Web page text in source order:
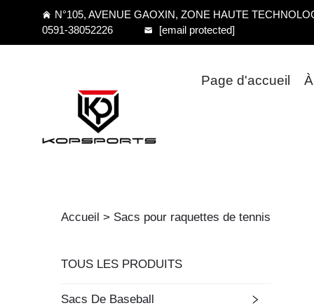
N°105, AVENUE GAOXIN, ZONE HAUTE
0591-38052226
[email protected]
Page d'accueil
Accueil > Sacs pour raquettes de tennis
TOUS LES PRODUITS
Sacs De Baseball